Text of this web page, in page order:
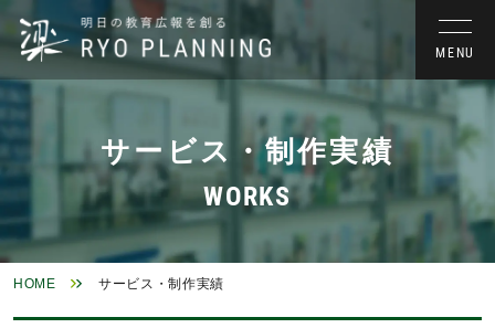
サービス・制作実績
WORKS
HOME サービス・制作実績